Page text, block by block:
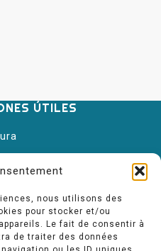
nous utilisons des
pour stocker et/ou
Le fait de consentir à
de traiter des données
ÚTILES